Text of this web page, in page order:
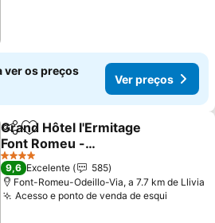
ver os preços
Ver preços
PartilharAdicionar aos favoritos
Grand Hôtel l'Ermitage
Font Romeu -
Handwritten Collection
Ver preços
4 Estrelas
9,6 Excelente
585
Font-Romeu-Odeillo-Via, a 7.7 km de Llivia
Acesso e ponto de venda de esqui